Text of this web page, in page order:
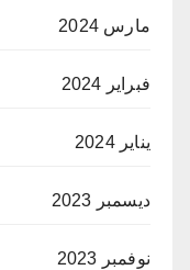
مارس 2024
فبراير 2024
يناير 2024
ديسمبر 2023
نوفمبر 2023